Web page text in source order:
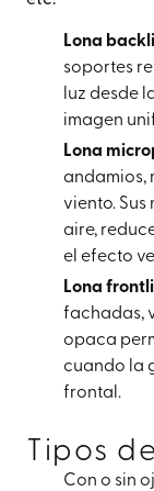
Lona
soportes
luz desde
imagen
Lona
andamios,
viento.
aire,
el efecto
Lona
fachadas,
opaca
cuando la
frontal.
Tipos
Con o sin